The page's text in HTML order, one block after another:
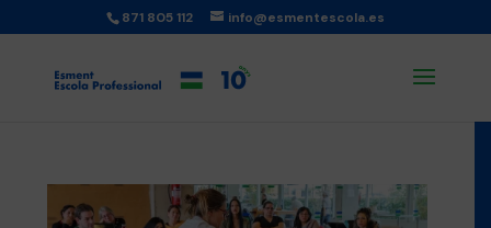
871 805 112 info@esmentescola.es